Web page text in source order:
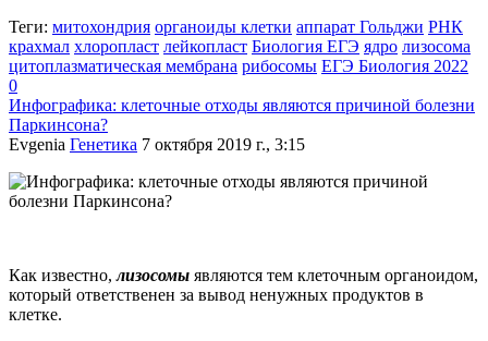
Теги: митохондрия органоиды клетки аппарат Гольджи РНК
крахмал хлоропласт лейкопласт Биология ЕГЭ ядро лизосома
цитоплазматическая мембрана рибосомы ЕГЭ Биология 2022
0
Инфографика: клеточные отходы являются причиной болезни
Паркинсона?
Evgenia Генетика 7 октября 2019 г., 3:15
Как известно,лизосомы являются тем клеточным органоидом,
который ответственен за вывод ненужных продуктов в
клетке.